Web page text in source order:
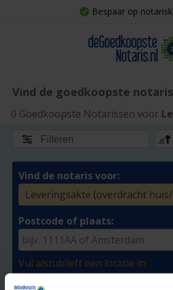
Bespaar op
Vind de goedkoopste
0 Goedkoopste Notarissen voor
Filteren
Vind de notaris voor:
Postcode of plaats:
Vul alstublieft een locatie in.
Afstand: